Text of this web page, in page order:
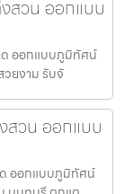
สวน ออกแบบ
ออกแบบภูมิทัศน์
วยงาม รับจั
สวน ออกแบบ
ออกแบบภูมิทัศน์